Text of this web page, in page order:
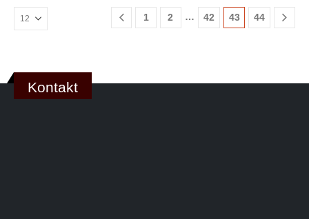
1 2 … 42 43 44
Kontakt